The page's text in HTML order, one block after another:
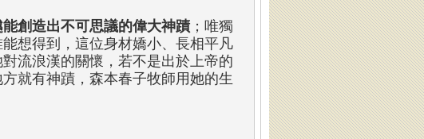
創造出不可思議的偉大神蹟；唯獨
想得到，這位身材嬌小、長相平凡
流浪漢的關懷，若不是出於上帝的
就有神蹟，森本春子牧師用她的生